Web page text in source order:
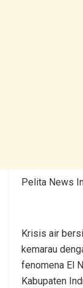
Pelita News
Krisis air
kemarau
fenomena El
Kabupaten